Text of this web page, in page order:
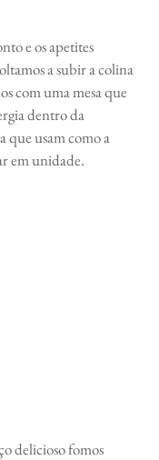
e os apetites
a subir a colina
com uma mesa que
dentro da
que usam como a
em unidade.
delicioso fomos